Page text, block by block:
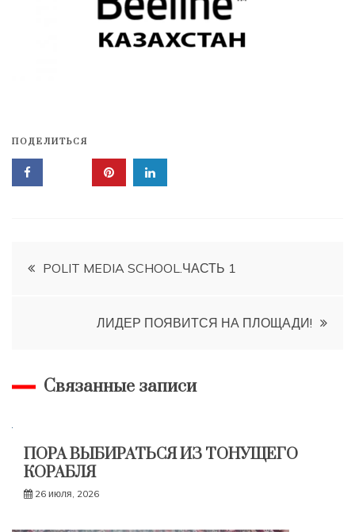
ПОДЕЛИТЬСЯ
Навигация
POLIT MEDIA SCHOOL.ЧАСТЬ 1
ЛИДЕР ПОЯВИТСЯ НА ПЛОЩАДИ!
Связанные записи
ПОРА ВЫБИРАТЬСЯ ИЗ ТОНУЩЕГО
КОРАБЛЯ
26 июля, 2026